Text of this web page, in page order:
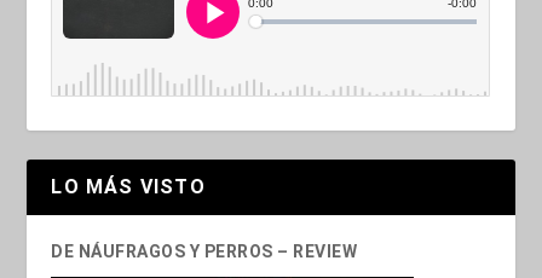
LO MÁS VISTO
DE NÁUFRAGOS Y PERROS – REVIEW